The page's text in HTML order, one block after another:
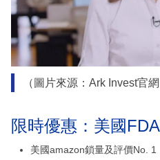
（圖片來源：Ark Invest官網
限時優惠：美國
美國amazon鎖量及評價No. 1